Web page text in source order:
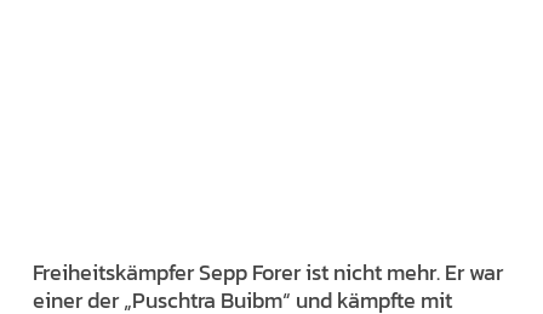
Freiheitskämpfer Sepp Forer ist nicht mehr. Er war
einer der „Puschtra Buibm“ und kämpfte mit